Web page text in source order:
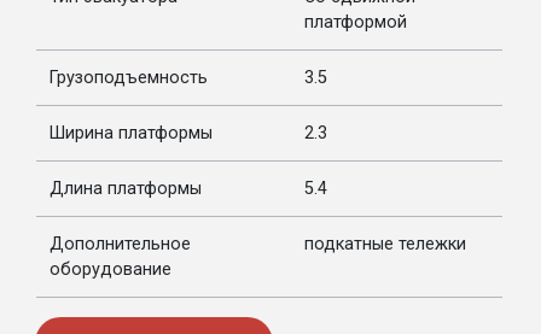
платформой
Грузоподъемность 3.5
Ширина платформы 2.3
Длина платформы 5.4
Дополнительное
оборудование
подкатные тележки